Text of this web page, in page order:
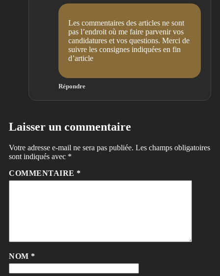
Les commentaires des articles ne sont
pas l’endroit où me faire parvenir vos
candidatures et vos questions. Merci de
suivre les consignes indiquées en fin
d’article
Répondre
Laisser un commentaire
Votre adresse e-mail ne sera pas publiée. Les champs obligatoires
sont indiqués avec *
COMMENTAIRE *
NOM *